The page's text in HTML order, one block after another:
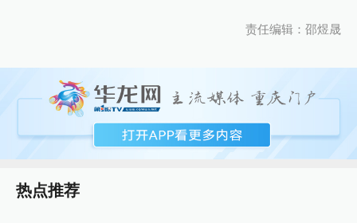
责任编辑：邵煜晟
热点推荐